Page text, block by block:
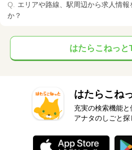
エリアや路線、駅周辺から求人情
か？
はたらこねっと
はたらこね
充実の検索機能
アナタのしごと探